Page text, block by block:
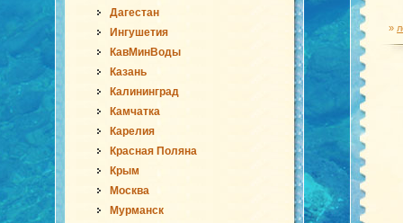
Дагестан
Ингушетия
КавМинВоды
Казань
Калининград
Камчатка
Карелия
Красная Поляна
Крым
Москва
Мурманск
»